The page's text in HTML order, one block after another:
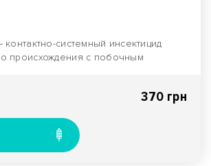
системный инсектицид
происхождения с побочным
370 грн